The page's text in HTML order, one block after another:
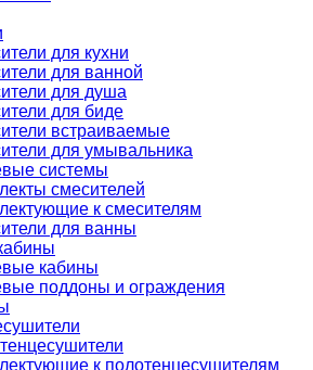
для кухни
для ванной
для душа
для биде
встраиваемые
для умывальника
системы
смесителей
к смесителям
для ванны
кабины
поддоны и ограждения
к полотенцесушителям